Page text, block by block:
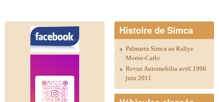
Histoire de Simca
Palmarès Simca au Rallye
Monte-Carlo
Revue Automobilia avril 1996
juin 2011